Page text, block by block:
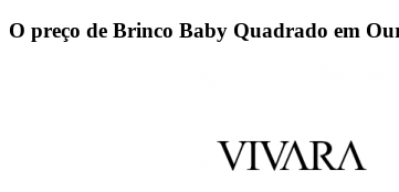
O preço de Brinco Baby Quadrado em